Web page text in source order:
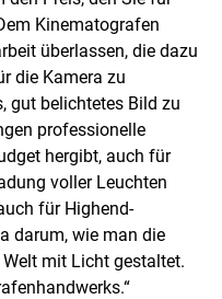
Kinematografen
überlassen, die dazu
die Kamera zu
gut belichtetes Bild zu
professionelle
hergibt, auch für
voller Leuchten
für Highend-
darum, wie man die
mit Licht gestaltet.